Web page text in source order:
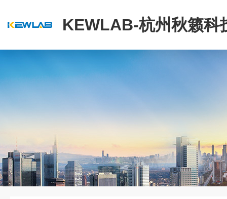
KEWLAB-杭州秋籁科
公司